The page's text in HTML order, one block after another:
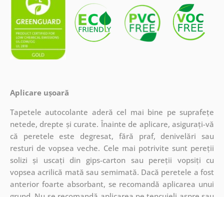
Aplicare ușoară
Tapetele autocolante aderă cel mai bine pe suprafețe
netede, drepte și curate. Înainte de aplicare, asigurați-vă
că peretele este degresat, fără praf, denivelări sau
resturi de vopsea veche. Cele mai potrivite sunt pereții
solizi și uscați din gips-carton sau pereții vopsiți cu
vopsea acrilică mată sau semimată. Dacă peretele a fost
anterior foarte absorbant, se recomandă aplicarea unui